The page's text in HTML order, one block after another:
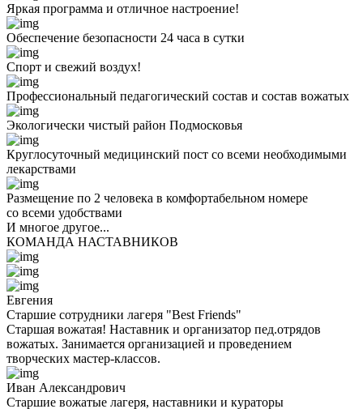
Яркая программа и отличное настроение!
Обеспечение безопасности 24 часа в сутки
Спорт и свежий воздух!
Профессиональный педагогический состав и состав вожатых
Экологически чистый район Подмосковья
Круглосуточный медицинский пост со всеми необходимыми
лекарствами
Размещение по 2 человека в комфортабельном номере
со всеми удобствами
И многое другое...
КОМАНДА НАСТАВНИКОВ
Евгения
Старшие сотрудники лагеря "Best Friends"
Старшая вожатая! Наставник и организатор пед.отрядов
вожатых. Занимается организацией и проведением
творческих мастер-классов.
Иван Александрович
Старшие вожатые лагеря, наставники и кураторы